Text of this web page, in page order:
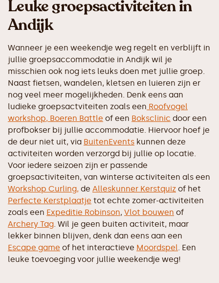
Leuke groepsactiviteiten in
Andijk
Wanneer je een weekendje weg regelt en verblijft in
jullie groepsaccommodatie in Andijk wil je
misschien ook nog iets leuks doen met jullie groep.
Naast fietsen, wandelen, kletsen en luieren zijn er
nog veel meer mogelijkheden. Denk eens aan
ludieke groepsactviteiten zoals een Roofvogel
workshop, Boeren Battle of een Boksclinic door een
profbokser bij jullie accommodatie. Hiervoor hoef je
de deur niet uit, via BuitenEvents kunnen deze
activiteiten worden verzorgd bij jullie op locatie.
Voor iedere seizoen zijn er passende
groepsactiviteiten, van winterse activiteiten als een
Workshop Curling, de Alleskunner Kerstquiz of het
Perfecte Kerstplaatje tot echte zomer-activiteiten
zoals een Expeditie Robinson, Vlot bouwen of
Archery Tag. Wil je geen buiten activiteit, maar
lekker binnen blijven, denk dan eens aan een
Escape game of het interactieve Moordspel. Een
leuke toevoeging voor jullie weekendje weg!